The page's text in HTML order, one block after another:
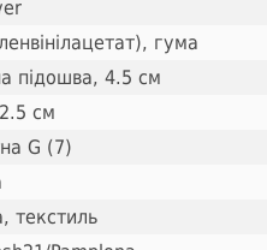
гума
підошва, 4.5 см
см
G (7)
текстиль